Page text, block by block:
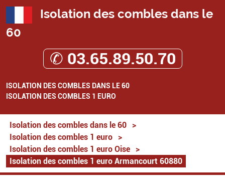
Isolation des combles dans le
60
✆ 03.65.89.50.70
ISOLATION DES COMBLES DANS LE 60
ISOLATION DES COMBLES 1 EURO
Isolation des combles dans le 60
>
Isolation des combles 1 euro
>
Isolation des combles 1 euro Oise
>
Isolation des combles 1 euro Armancourt 60880